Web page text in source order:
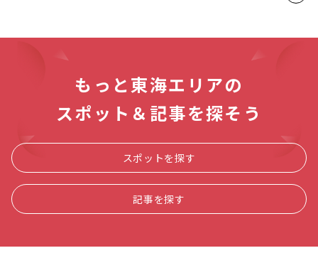
もっと東海エリアの
スポット＆記事を探そう
スポットを探す
記事を探す